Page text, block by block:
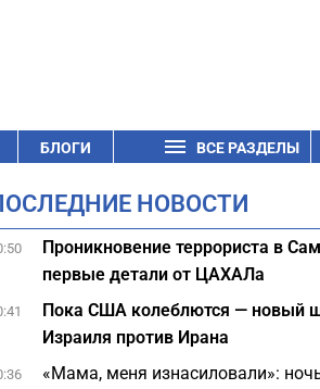
БЛОГИ ВСЕ РАЗДЕЛЫ
НОВОСТИ
Проникновение террориста в
первые детали от ЦАХАЛа
Пока США колеблются — новый
Израиля против Ирана
«Мама, меня изнасиловали»: